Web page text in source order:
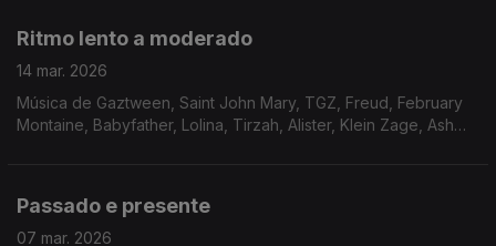
Ritmo lento a moderado
14 mar. 2026
Música de Gaztween, Saint John Mary, TGZ, Freud, February
Montaine, Babyfather, Lolina, Tirzah, Alister, Klein Zage, Ash
Passado e presente
07 mar. 2026